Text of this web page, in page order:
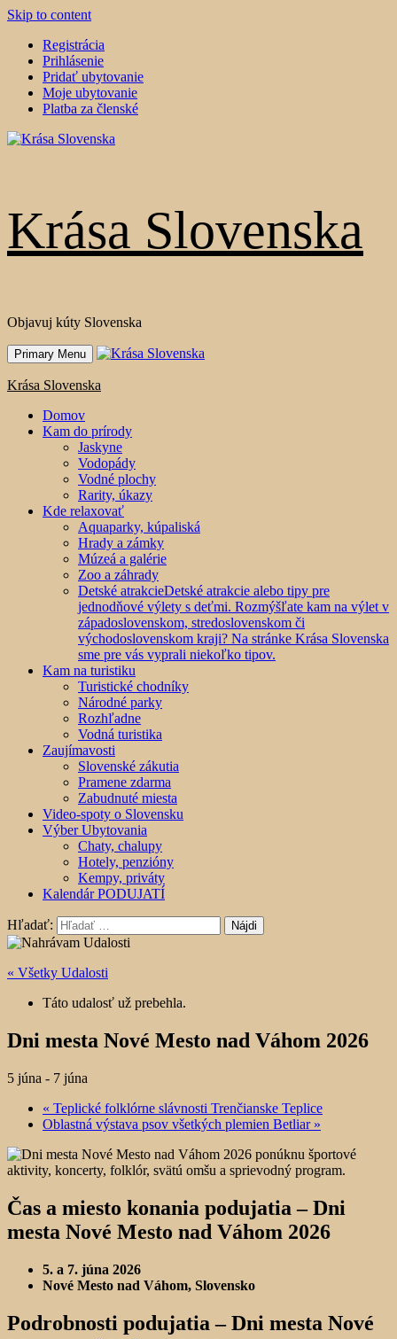
Skip to content
Registrácia
Prihlásenie
Pridať ubytovanie
Moje ubytovanie
Platba za členské
Krása Slovenska
Objavuj kúty Slovenska
Primary Menu
Krása Slovenska
Domov
Kam do prírody
Jaskyne
Vodopády
Vodné plochy
Rarity, úkazy
Kde relaxovať
Aquaparky, kúpaliská
Hrady a zámky
Múzeá a galérie
Zoo a záhrady
Detské atrakcieDetské atrakcie alebo tipy pre
jednodňové výlety s deťmi. Rozmýšľate kam na výlet v
západoslovenskom, stredoslovenskom či
východoslovenskom kraji? Na stránke Krása Slovenska
sme pre vás vyprali niekoľko tipov.
Kam na turistiku
Turistické chodníky
Národné parky
Rozhľadne
Vodná turistika
Zaujímavosti
Slovenské zákutia
Pramene zdarma
Zabudnuté miesta
Video-spoty o Slovensku
Výber Ubytovania
Chaty, chalupy
Hotely, penzióny
Kempy, priváty
Kalendár PODUJATÍ
Hľadať:
« Všetky Udalosti
Táto udalosť už prebehla.
Dni mesta Nové Mesto nad Váhom 2026
5 júna - 7 júna
« Teplické folklórne slávnosti Trenčianske Teplice
Oblastná výstava psov všetkých plemien Betliar »
Čas a miesto konania podujatia –Dni
mesta Nové Mesto nad Váhom 2026
5. a 7. júna 2026
Nové Mesto nad Váhom, Slovensko
Podrobnosti podujatia –Dni mesta Nové